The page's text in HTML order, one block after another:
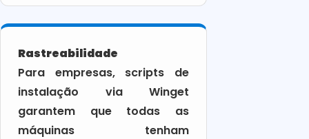
Rastreabilidade
Para empresas, scripts de
instalação via Winget
garantem que todas as
máquinas tenham